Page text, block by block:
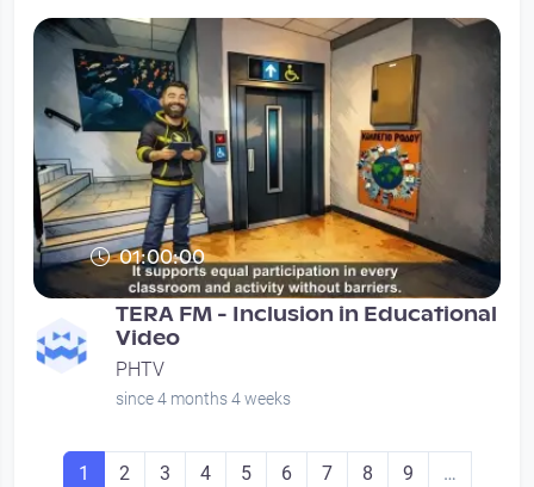
01:00:00
TERA FM - Inclusion in Educational
Video
PHTV
since 4 months 4 weeks
Seitennummerierung
Seite
1 Seite
2 Seite
3 Seite
4 Seite
5 Seite
6 Seite
7 Seite
8 Seite
9
…